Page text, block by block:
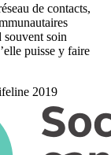
de contacts,
souvent soin
puisse y faire